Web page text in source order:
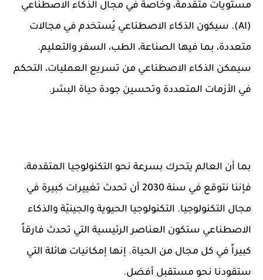
مستويات متقدمة، وخاصةً في مجال الذكاء الاصطناعي
(AI). سيكون الذكاء الاصطناعي يُستخدم في مجالات
متعددة، بما فيها الصناعة، الطب، السفر والتعليم.
سيمكن الذكاء الاصطناعي من تسريع العمليات، التحكم
في الأزمات المتعددة وتحسين جودة حياة البشر.
بما أن العالم يتحرك بسرعة نحو التكنولوجيا المتقدمة،
فإننا نتوقع في سنة 2030 أن تحدث تغييرات كبيرة في
مجال التكنولوجيا. التكنولوجيا الحيوية والجينيّة والذكاء
الاصطناعي ستكون العناصر الرئيسية التي تحدث فارقاً
كبيراً في كل مجال من الحياة. إنها إمكانيات هائلة التي
ستقودنا نحو مستقبل أفضل.